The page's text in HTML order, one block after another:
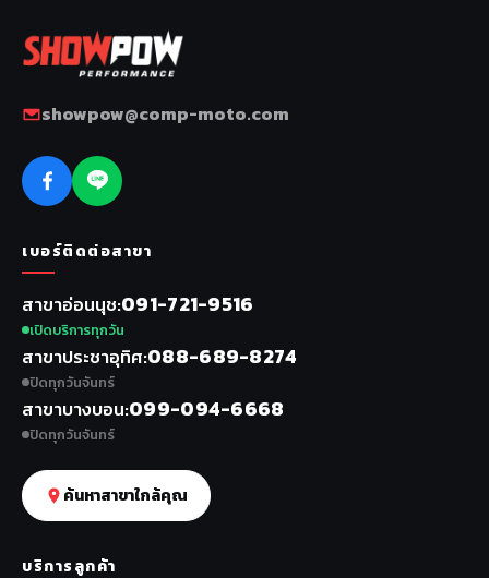
showpow@comp-moto.com
เบอร์ติดต่อสาขา
สาขาอ่อนนุช 091-721-9516
เปิดบริการทุกวัน
สาขาประชาอุทิศ 088-689-8274
ปิดทุกวันจันทร์
สาขาบางบอน 099-094-6668
ปิดทุกวันจันทร์
ค้นหาสาขาใกล้คุณ
บริการลูกค้า